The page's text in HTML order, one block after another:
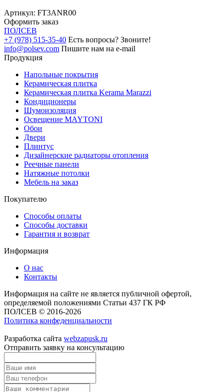
Артикул: FT3ANR00
Оформить заказ
ПОЛСЕВ
+7 (978) 515-35-40 Есть вопросы? Звоните!
info@polsev.com Пишите нам на e-mail
Продукция
Напольные покрытия
Керамическая плитка
Керамическая плитка Kerama Marazzi
Кондиционеры
Шумоизоляция
Освещение MAYTONI
Обои
Двери
Плинтус
Дизайнерские радиаторы отопления
Реечные панели
Натяжные потолки
Мебель на заказ
Покупателю
Способы оплаты
Способы доставки
Гарантия и возврат
Информация
О нас
Контакты
Информация на сайте не является публичной офертой,
определяемой положениями Статьи 437 ГК РФ
ПОЛСЕВ © 2016-2026
Политика конфеденциальности
Разработка сайта webzapusk.ru
Отправить заявку на консультацию